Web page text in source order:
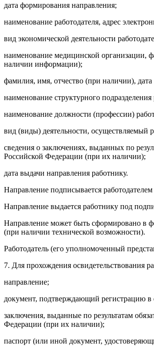
дата формирования направления;
наименование работодателя, адрес
вид экономической деятельности
наименование медицинской организации,
наличии информации);
фамилия, имя, отчество (при наличии),
наименование структурного
наименование должности (профессии)
вид (виды) деятельности, осуществляемый
сведения о заключениях, выданных по
Российской Федерации (при их наличии);
дата выдачи направления работнику.
Направление подписывается
Направление выдается работнику под
Направление может быть сформировано в
(при наличии технической возможности).
Работодатель (его уполномоченный
7. Для прохождения освидетельствования
направление;
документ, подтверждающий регистрацию в
заключения, выданные по результатам
Федерации (при их наличии);
паспорт (или иной документ,